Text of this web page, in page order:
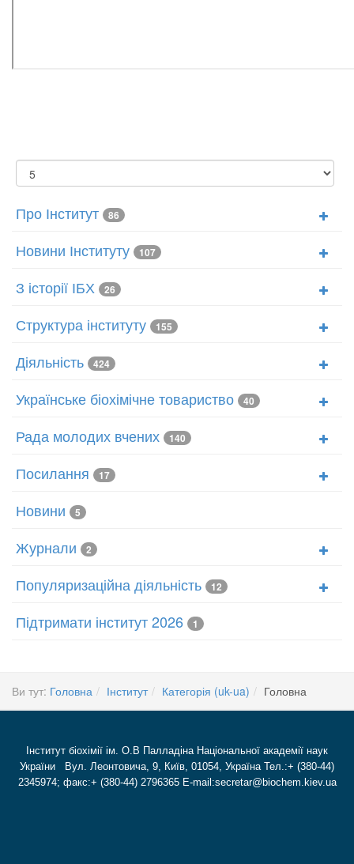
Показувати
Про Інститут 86
Новини Інституту 107
З історії ІБХ 26
Структура інституту 155
Діяльність 424
Українське біохімічне товариство 40
Рада молодих вчених 140
Посилання 17
Новини 5
Журнали 2
Популяризаційна діяльність 12
Підтримати інститут 2026 1
Ви тут: Головна Інститут Категорія (uk-ua) Головна
Інститут біохімії ім. О.В Палладіна Національної академії наук
України Вул. Леонтовича, 9, Київ, 01054, Україна Тел.:+ (380-44)
2345974; факс:+ (380-44) 2796365 E-mail:secretar@biochem.kiev.ua